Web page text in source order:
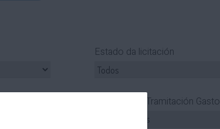
Estado da licitación
Tipo Tramitación Gasto